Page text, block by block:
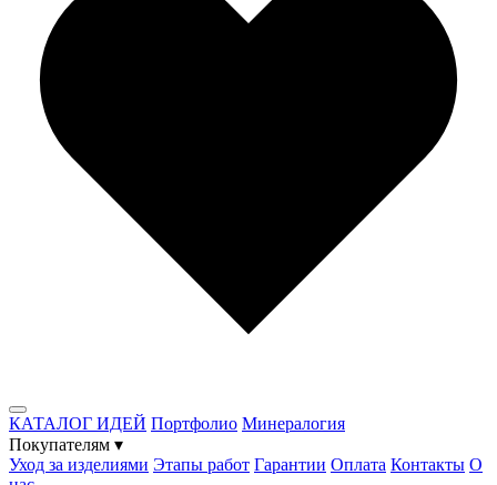
КАТАЛОГ ИДЕЙ Портфолио Минералогия
Покупателям ▾
Уход за изделиями Этапы работ Гарантии Оплата Контакты О